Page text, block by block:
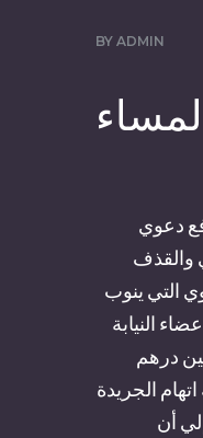
BY ADMIN
دعوي
والقذف
التي ينوب
قانون الصحافة والقانون الجنائي. وتولي محمد زيان الدفاع عن 4 من اعضاء النيابة
في دعواهم ضد صحيفة المساء والتي حكم فيها علي الصحيفة بـ6 ملايين درهم
الجريدة
أن